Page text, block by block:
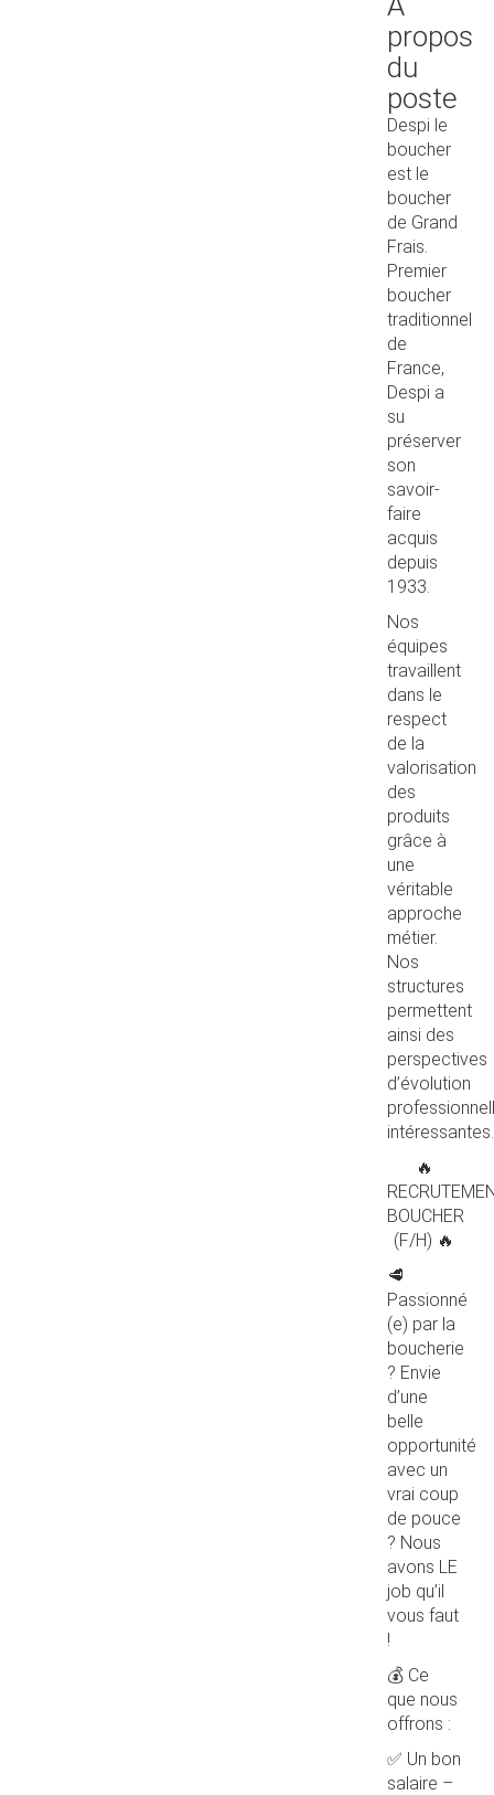
propos
du
poste
Despi le
boucher
est le
boucher
de Grand
Frais.
Premier
boucher
traditionnel
de
France,
Despi a
su
préserver
son
savoir-
faire
acquis
depuis
1933.
Nos
équipes
travaillent
dans le
respect
de la
valorisation
des
produits
grâce à
une
véritable
approche
métier.
Nos
structures
permettent
ainsi des
perspectives
d’évolution
intéressantes.
🔥
BOUCHER
(F/H) 🔥
🥩
Passionné
(e) par la
boucherie
? Envie
d’une
belle
opportunité
avec un
vrai coup
de pouce
? Nous
avons LE
job qu’il
vous faut
!
💰 Ce
que nous
offrons :
✅ Un bon
salaire –